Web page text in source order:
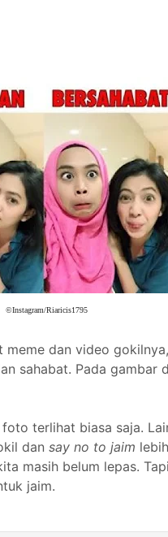
©Instagram/Riaricis1795
dan video
sahabat. Pada gambar
terlihat biasa saja.
dan say no to jaim
masih belum lepas.
jaim.